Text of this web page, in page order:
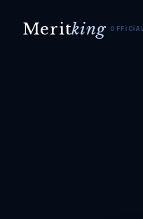
Meritking OFFICIAL